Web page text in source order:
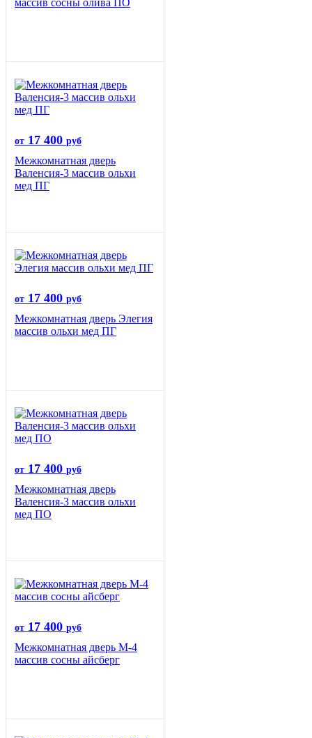
массив сосны олива ПО
от 17 400 руб
Межкомнатная дверь
Валенсия-3 массив ольхи
мед ПГ
от 17 400 руб
Межкомнатная дверь Элегия
массив ольхи мед ПГ
от 17 400 руб
Межкомнатная дверь
Валенсия-3 массив ольхи
мед ПО
от 17 400 руб
Межкомнатная дверь М-4
массив сосны айсберг